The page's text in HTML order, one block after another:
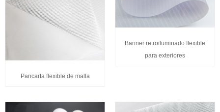
Pancarta flexible de malla
Banner retroiluminado flexible
para exteriores